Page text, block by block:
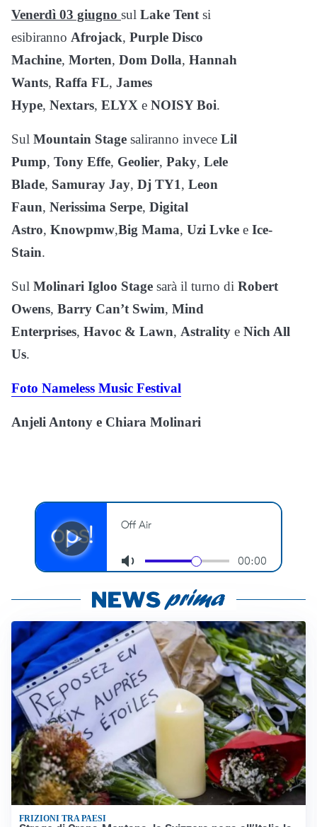
Venerdì 03 giugno sul Lake Tent si
esibiranno Afrojack, Purple Disco
Machine, Morten, Dom Dolla, Hannah
Wants, Raffa FL, James
Hype, Nextars, ELYX e NOISY Boi.
Sul Mountain Stage saliranno invece Lil
Pump, Tony Effe, Geolier, Paky, Lele
Blade, Samuray Jay, Dj TY1, Leon
Faun, Nerissima Serpe, Digital
Astro, Knowpmw,Big Mama, Uzi Lvke e Ice-
Stain.
Sul Molinari Igloo Stage sarà il turno di Robert
Owens, Barry Can’t Swim, Mind
Enterprises, Havoc & Lawn, Astrality e Nich All
Us.
Foto Nameless Music Festival
Anjeli Antony e Chiara Molinari
FRIZIONI TRA PAESI